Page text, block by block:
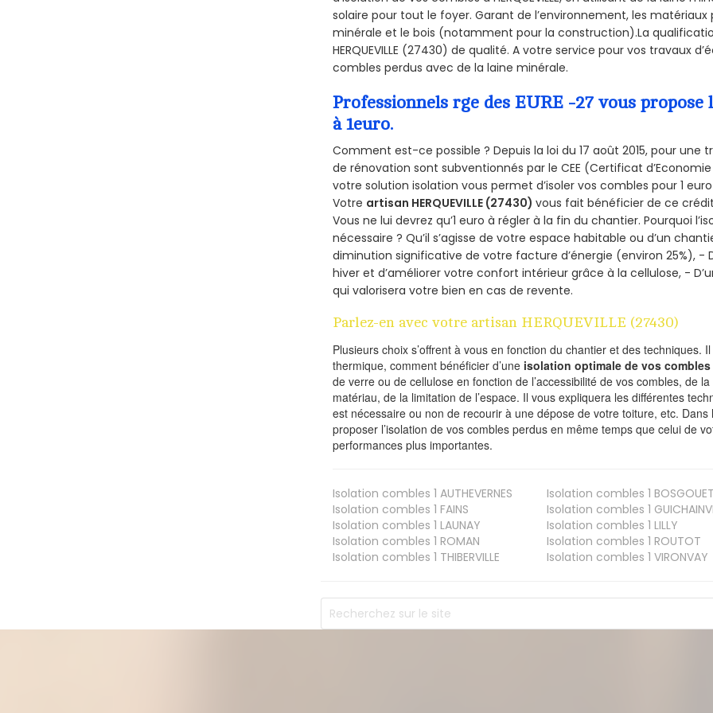
solaire pour tout le foyer. Garant de l’environnement, les
minérale et le bois (notamment pour la construction).La
HERQUEVILLE (27430) de qualité. A votre service pour vos travaux
combles perdus avec de la laine minérale.
Professionnels rge des EURE -27 vous propose
à 1euro.
Comment est-ce possible ? Depuis la loi du 17 août 2015, pour une
de rénovation sont subventionnés par le CEE (Certificat
votre solution isolation vous permet d’isoler vos combles pour 1
Votre artisan HERQUEVILLE (27430)vous fait bénéficier de ce
Vous ne lui devrez qu’1 euro à régler à la fin du chantier. Pourquoi
nécessaire ? Qu’il s’agisse de votre espace habitable ou d’un
diminution significative de votre facture d’énergie (environ 25%), -
hiver et d’améliorer votre confort intérieur grâce à la cellulose, -
qui valorisera votre bien en cas de revente.
Parlez-en avec votre artisan HERQUEVILLE (27430)
Plusieurs choix s’offrent à vous en fonction du chantier et des techniques.
thermique, comment bénéficier d’une isolation optimale de vos combles
de verre ou de cellulose en fonction de l’accessibilité de vos combles, de
matériau, de la limitation de l’espace. Il vous expliquera les différentes
est nécessaire ou non de recourir à une dépose de votre toiture, etc. Dans
proposer l’isolation de vos combles perdus en même temps que celui de
performances plus importantes.
Isolation combles 1 AUTHEVERNES Isolation combles 1
Isolation combles 1 FAINS Isolation combles 1
Isolation combles 1 LAUNAY Isolation combles 1 LILLY
Isolation combles 1 ROMAN Isolation combles 1 ROUTOT
Isolation combles 1 THIBERVILLE Isolation combles 1 VIRONVAY